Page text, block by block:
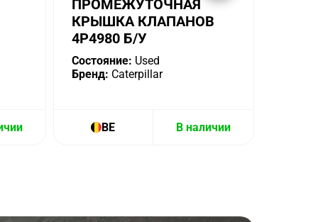
ПРОМЕЖУТОЧНАЯ
КРЫШКА КЛАПАНОВ
4P4980 Б/У
Состояние: Used
Бренд: Caterpillar
BE В наличии